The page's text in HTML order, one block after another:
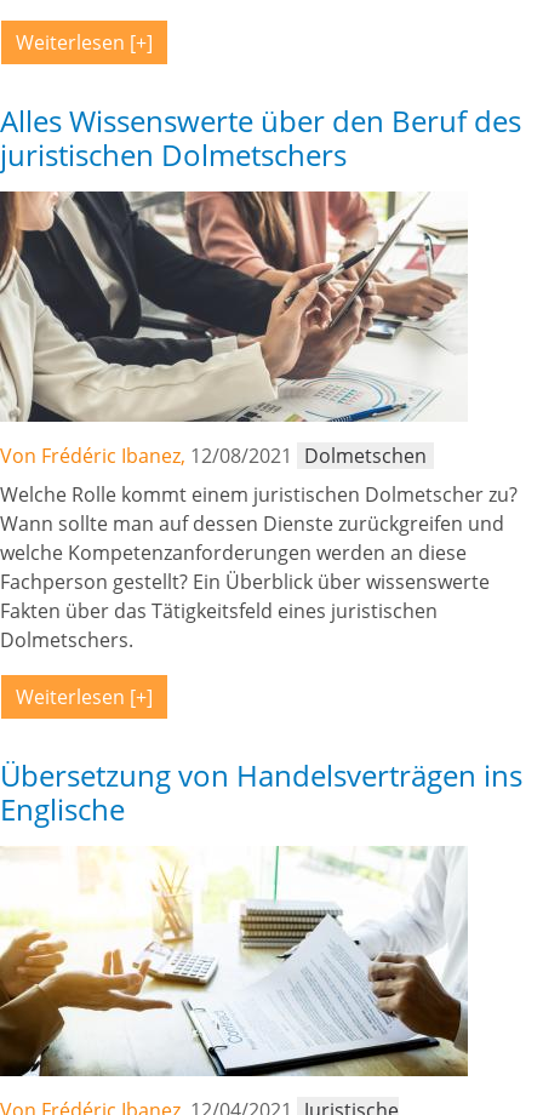
Weiterlesen
Alles Wissenswerte über den Beruf des
juristischen Dolmetschers
Von Frédéric Ibanez, 12/08/2021
Dolmetschen
Welche Rolle kommt einem juristischen Dolmetscher zu?
Wann sollte man auf dessen Dienste zurückgreifen und
welche Kompetenzanforderungen werden an diese
Fachperson gestellt? Ein Überblick über wissenswerte
Fakten über das Tätigkeitsfeld eines juristischen
Dolmetschers.
Weiterlesen
Übersetzung von Handelsverträgen ins
Englische